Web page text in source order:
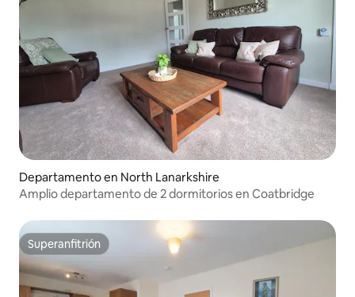
Departamento en North Lanarkshire
Amplio departamento de 2 dormitorios en Coatbridge
Superanfitrión
Superanfitrión